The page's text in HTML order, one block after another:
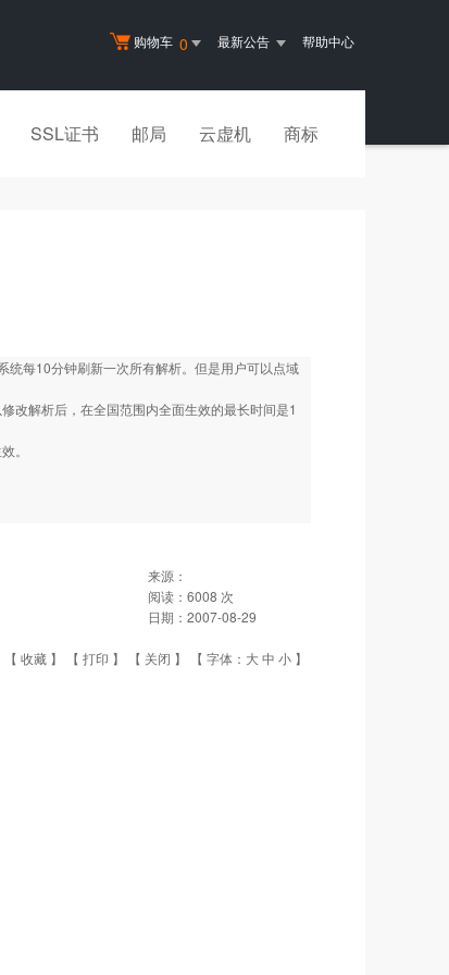
购物车 0 最新公告 帮助中心
SSL证书 邮局 云虚机 商标
统每10分钟刷新一次所有解析。但是用户可以点域
改解析后，在全国范围内全面生效的最长时间是1
。
来源：
阅读： 6008 次
日期： 2007-08-29
【 收藏 】 【 打印 】 【 关闭 】 【 字体： 大中 小 】